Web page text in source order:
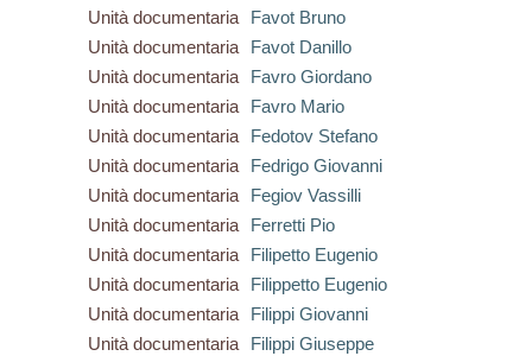
Unità documentaria
Favot Bruno
Unità documentaria
Favot Danillo
Unità documentaria
Favro Giordano
Unità documentaria
Favro Mario
Unità documentaria
Fedotov Stefano
Unità documentaria
Fedrigo Giovanni
Unità documentaria
Fegiov Vassilli
Unità documentaria
Ferretti Pio
Unità documentaria
Filipetto Eugenio
Unità documentaria
Filippetto Eugenio
Unità documentaria
Filippi Giovanni
Unità documentaria
Filippi Giuseppe